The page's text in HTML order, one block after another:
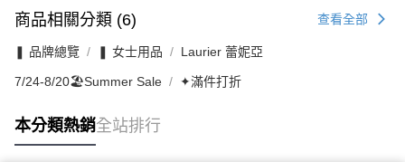
商品相關分類 (6) 查看全部
❚ 品牌總覽 ❚ 女士用品 Laurier 蕾妮亞
7/24-8/20🏖️Summer Sale ✦滿件打折
本分類熱銷全站排行